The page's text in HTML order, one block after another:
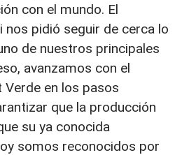
con el mundo. El
pidió seguir de cerca lo
de nuestros principales
avanzamos con el
en los pasos
que la producción
su ya conocida
somos reconocidos por